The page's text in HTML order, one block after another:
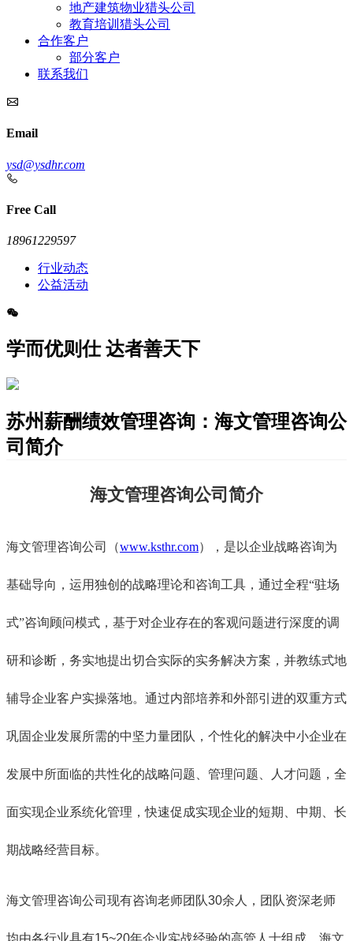
地产建筑物业猎头公司
教育培训猎头公司
合作客户
部分客户
联系我们
Email
ysd@ysdhr.com
Free Call
18961229597
行业动态
公益活动
学而优则仕 达者善天下
苏州薪酬绩效管理咨询：​海文管理咨询公
司简介
海文管理咨询公司简介
海文管理咨询公司（www.ksthr.com），是以企业战略咨询为
基础导向，运用独创的战略理论和咨询工具，通过全程“驻场
式”咨询顾问模式，基于对企业存在的客观问题进行深度的调
研和诊断，务实地提出切合实际的实务解决方案，并教练式地
辅导企业客户实操落地。通过内部培养和外部引进的双重方式
巩固企业发展所需的中坚力量团队，个性化的解决中小企业在
发展中所面临的共性化的战略问题、管理问题、人才问题，全
面实现企业系统化管理，快速促成实现企业的短期、中期、长
期战略经营目标。
海文管理咨询公司现有咨询老师团队30余人，团队资深老师
均由各行业具有15~20年企业实战经验的高管人士组成。 海文